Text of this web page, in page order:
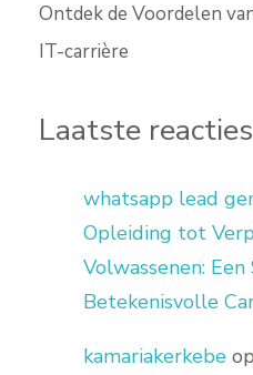
Ontdek de Voordelen
IT-carrière
Laatste reacties
whatsapp lead
Opleiding tot
Volwassenen:
Betekenisvolle
kamariakerkebe op